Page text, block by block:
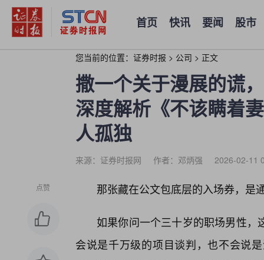
首页 快讯 要闻 股市
您当前的位置： 证券时报 > 公司 > 正文
撒一个关于漫展的谎
深度解析《不该瞒着
人孤独
来源：证券时报网 作者：邓炳强 2026-02-11
点赞 那张藏在公文包底层的入场券，是
如果你问一个三十岁的职场男性，
会说是千万级的项目谈判，也不会说